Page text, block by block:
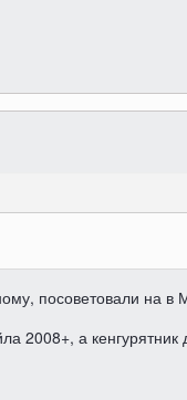
посоветовали на в
а